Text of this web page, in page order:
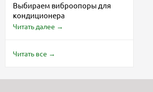
Выбираем виброопоры для
кондиционера
Читать далее →
Читать все →